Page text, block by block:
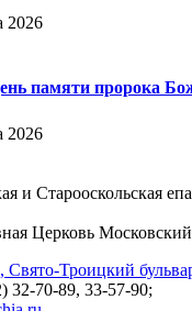
2026
памяти пророка
2026
и Старооскольская
Церковь
Свято-Троицкий
32-70-89, 33-57-90;